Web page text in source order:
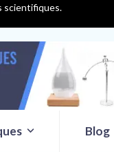
scientifiques.
Blog